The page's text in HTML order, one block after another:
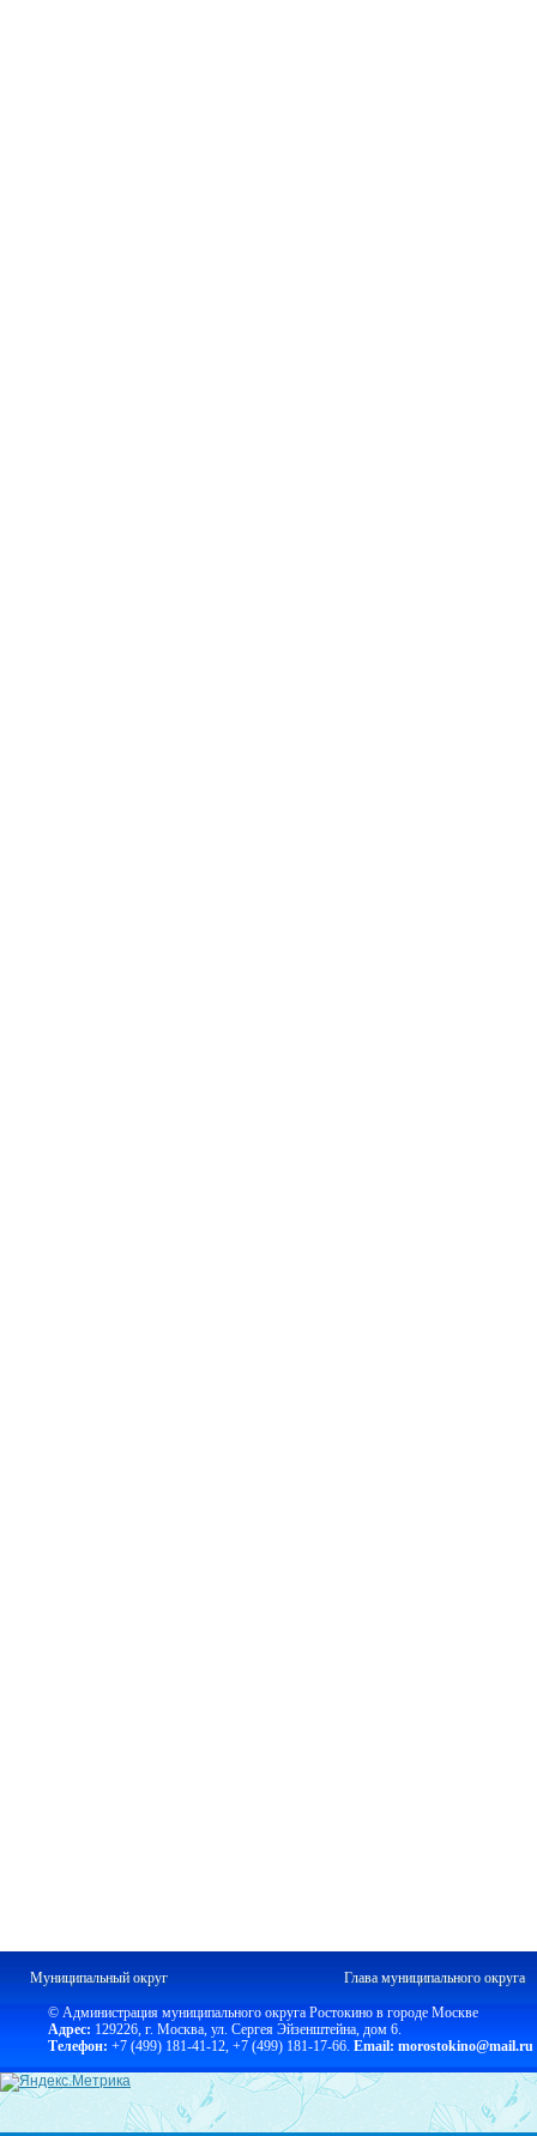
Муниципальный округ Глава муниципального округа
© Администрация муниципального округа Ростокино в городе Москве
Адрес: 129226, г. Москва, ул. Сергея Эйзенштейна, дом 6.
Телефон: +7 (499) 181-41-12, +7 (499) 181-17-66. Email: morostokino@mail.ru